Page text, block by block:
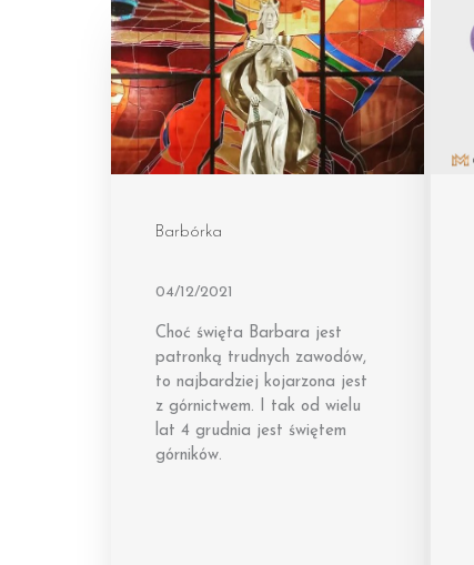
Barbórka
04/12/2021
Choć święta Barbara jest
patronką trudnych zawodów,
to najbardziej kojarzona jest
z górnictwem. I tak od wielu
lat 4 grudnia jest świętem
górników.